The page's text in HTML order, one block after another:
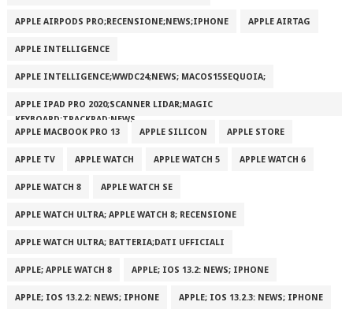
APPLE AIRPODS PRO;RECENSIONE;NEWS;IPHONE APPLE AIRTAG
APPLE INTELLIGENCE
APPLE INTELLIGENCE;WWDC24;NEWS; MACOS15SEQUOIA;
APPLE IPAD PRO 2020;SCANNER LIDAR;MAGIC
KEYBOARD;TRACKPAD;NEWS
APPLE MACBOOK PRO 13
APPLE SILICON APPLE STORE
APPLE TV APPLE WATCH APPLE WATCH 5 APPLE WATCH 6
APPLE WATCH 8 APPLE WATCH SE
APPLE WATCH ULTRA; APPLE WATCH 8; RECENSIONE
APPLE WATCH ULTRA; BATTERIA;DATI UFFICIALI
APPLE; APPLE WATCH 8 APPLE; IOS 13.2: NEWS; IPHONE
APPLE; IOS 13.2.2: NEWS; IPHONE APPLE; IOS 13.2.3: NEWS; IPHONE